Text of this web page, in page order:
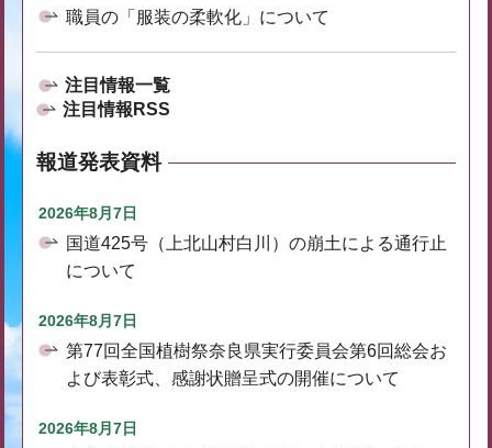
職員の「服装の柔軟化」について
注目情報一覧
注目情報RSS
報道発表資料
2026年8月7日
国道425号（上北山村白川）の崩土による通行止
について
2026年8月7日
第77回全国植樹祭奈良県実行委員会第6回総会お
よび表彰式、感謝状贈呈式の開催について
2026年8月7日